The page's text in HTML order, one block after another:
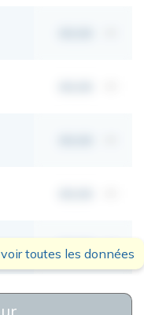
00,00
toutes les données